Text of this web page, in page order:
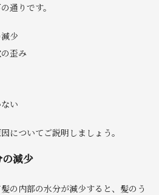
通りです。
少
歪み
い
についてご説明しましょう。
減少
の内部の水分が減少すると、髪のう